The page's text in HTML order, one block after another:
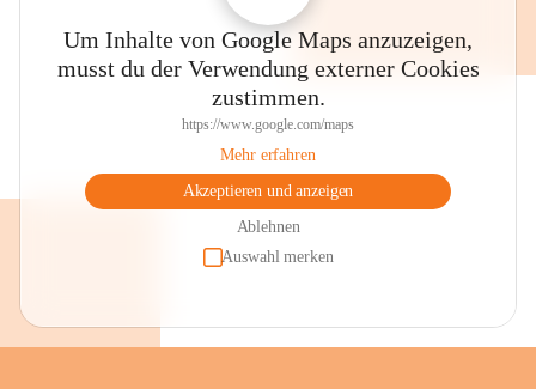
Um Inhalte von Google Maps anzuzeigen,
musst du der Verwendung externer Cookies
zustimmen.
https://www.google.com/maps
Mehr erfahren
Akzeptieren und anzeigen
Ablehnen
Auswahl merken